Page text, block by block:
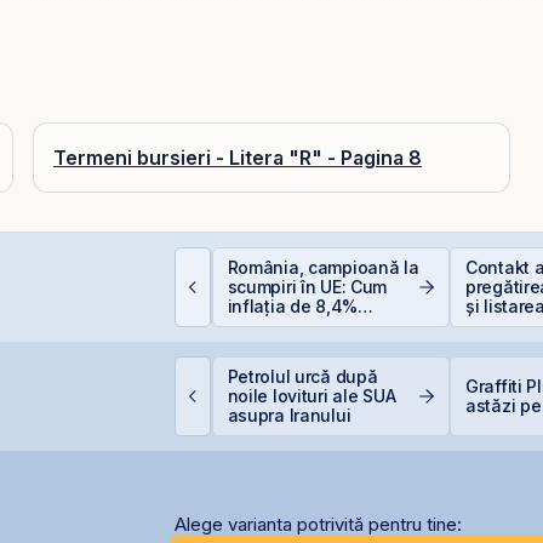
Termeni bursieri - Litera "R" - Pagina 8
România, campioană la
scumpiri în UE: Cum
inflația de 8,4%
erodează bugetul și
Contakt
și
AeRO a
Petrolul urcă după
noile lovituri ale SUA
asupra Iranului
Graffiti
astăzi pe
Alege varianta potrivită pentru tine: